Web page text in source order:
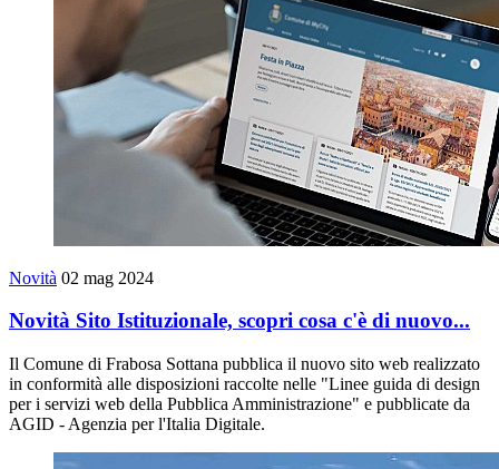
Novità 02 mag 2024
Novità Sito Istituzionale, scopri cosa c'è di nuovo...
Il Comune di Frabosa Sottana pubblica il nuovo sito web realizzato
in conformità alle disposizioni raccolte nelle "Linee guida di design
per i servizi web della Pubblica Amministrazione" e pubblicate da
AGID - Agenzia per l'Italia Digitale.